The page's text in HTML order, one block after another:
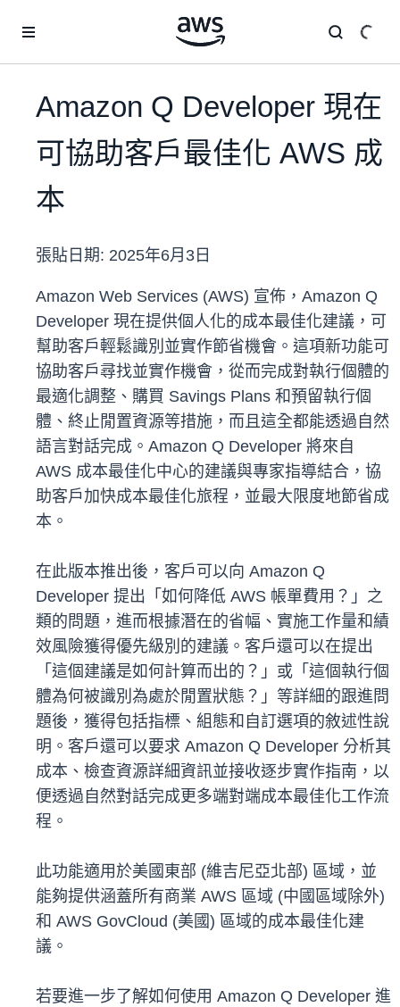
Amazon Q Developer 現在
可協助客戶最佳化 AWS 成
本
張貼日期: 2025年6月3日
Amazon Web Services (AWS) 宣佈，Amazon Q
Developer 現在提供個人化的成本最佳化建議，可
幫助客戶輕鬆識別並實作節省機會。這項新功能可
協助客戶尋找並實作機會，從而完成對執行個體的
最適化調整、購買 Savings Plans 和預留執行個
體、終止閒置資源等措施，而且這全都能透過自然
語言對話完成。Amazon Q Developer 將來自
AWS 成本最佳化中心的建議與專家指導結合，協
助客戶加快成本最佳化旅程，並最大限度地節省成
本。
在此版本推出後，客戶可以向 Amazon Q
Developer 提出「如何降低 AWS 帳單費用？」之
類的問題，進而根據潛在的省幅、實施工作量和績
效風險獲得優先級別的建議。客戶還可以在提出
「這個建議是如何計算而出的？」或「這個執行個
體為何被識別為處於閒置狀態？」等詳細的跟進問
題後，獲得包括指標、組態和自訂選項的敘述性說
明。客戶還可以要求 Amazon Q Developer 分析其
成本、檢查資源詳細資訊並接收逐步實作指南，以
便透過自然對話完成更多端對端成本最佳化工作流
程。
此功能適用於美國東部 (維吉尼亞北部) 區域，並
能夠提供涵蓋所有商業 AWS 區域 (中國區域除外)
和 AWS GovCloud (美國) 區域的成本最佳化建
議。
若要進一步了解如何使用 Amazon Q Developer 進